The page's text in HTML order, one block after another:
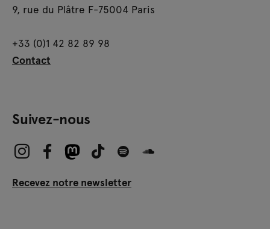
9, rue du Plâtre F-75004 Paris
+33 (0)1 42 82 89 98
Contact
Suivez-nous
Recevez notre newsletter